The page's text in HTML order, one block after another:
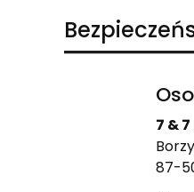
7 &
87-